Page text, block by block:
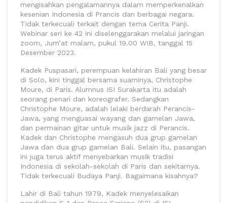
mengisahkan pengalamannya dalam memperkenalkan
kesenian Indonesia di Prancis dan berbagai negara.
Tidak terkecuali terkait dengan tema Cerita Panji.
Webinar seri ke 42 ini diselenggarakan melalui jaringan
zoom, Jum’at malam, pukul 19.00 WIB, tanggal 15
Desember 2023.
Kadek Puspasari, perempuan kelahiran Bali yang besar
di Solo, kini tinggal bersama suaminya, Christophe
Moure, di Paris. Alumnus ISI Surakarta itu adalah
seorang penari dan koreografer. Sedangkan
Christophe Moure, adalah lelaki berdarah Perancis-
Jawa, yang menguasai wayang dan gamelan Jawa,
dan permainan gitar untuk musik jazz di Perancis.
Kadek dan Christophe mengasuh dua grup gamelan
Jawa dan dua grup gamelan Bali. Selain itu, pasangan
ini juga terus aktif menyebarkan musik tradisi
Indonesia di sekolah-sekolah di Paris dan sekitarnya.
Tidak terkecuali Budaya Panji. Bagaimana kisahnya?
Lahir di Bali tahun 1979, Kadek menyelesaikan